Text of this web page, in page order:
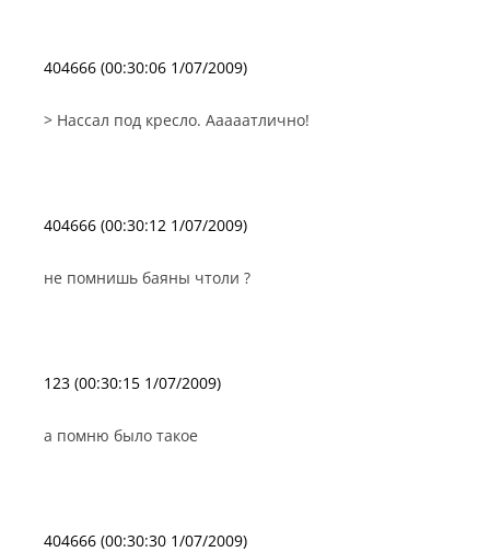
404666 (00:30:06 1/07/2009)
> Нассал под кресло. Ааааатлично!
404666 (00:30:12 1/07/2009)
не помнишь баяны чтоли ?
123 (00:30:15 1/07/2009)
а помню было такое
404666 (00:30:30 1/07/2009)